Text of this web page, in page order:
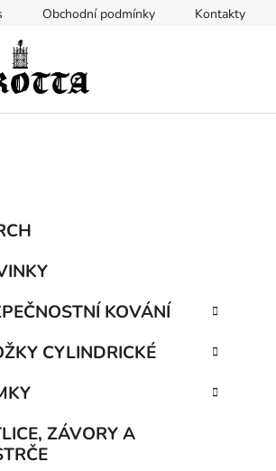
Obchodní podmínky Kontakty
KOVÁNÍ
CYLINDRICKÉ
ZÁVORY A